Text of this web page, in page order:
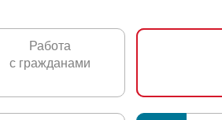
Работа
с гражданами